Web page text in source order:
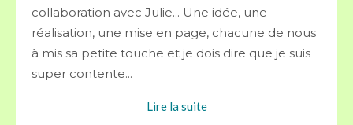
collaboration avec Julie... Une idée, une
réalisation, une mise en page, chacune de nous
à mis sa petite touche et je dois dire que je suis
super contente...
Lire la suite